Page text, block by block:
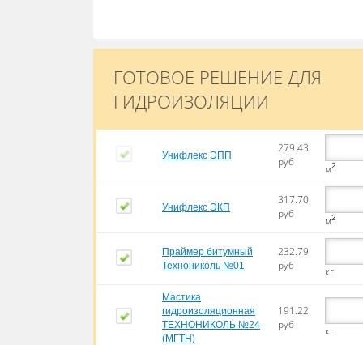
ГОТОВОЕ РЕШЕНИЕ ДЛЯ
ГИДРОИЗОЛЯЦИИ
Унифлекс ЭПП
279.43
руб
м2
Унифлекс ЭКП
317.70
руб
м2
Праймер битумный
Технониколь №01
232.79
руб
кг
Мастика
гидроизоляционная
ТЕХНОНИКОЛЬ №24
(МГТН)
191.22
руб
кг